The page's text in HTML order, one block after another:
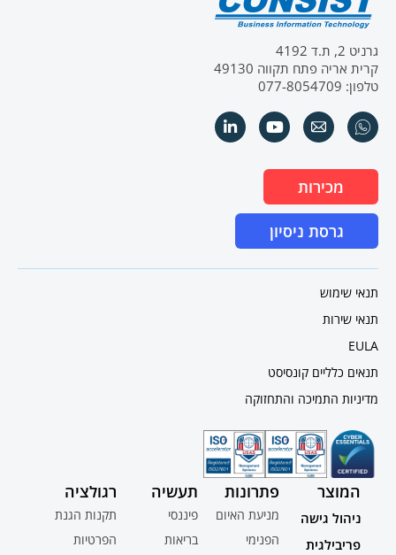
גרניט 2, ת.ד 4192
קרית אריה פתח תקווה 49130
טלפון: 077-8054709
מכירות
גרסת ניסיון
תנאי שימוש
תנאי שירות
EULA
תנאים כלליים קונסיסט
מדיניות התמיכה והתחזוקה
המוצר
ניהול גישה
פריבילגית
פתרונות
מניעת האיום
הפנימי
תעשיה
פיננסי
בריאות
רגולציה
תקנות הגנת
הפרטיות